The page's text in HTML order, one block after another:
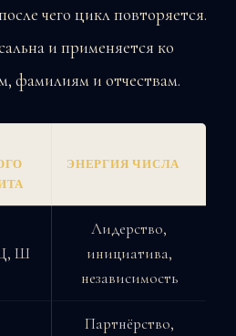
чего цикл повторяется.
и применяется ко
фамилиям и отчествам.
ЭНЕРГИЯ ЧИСЛА
Ш
Лидерство,
инициатива,
независимость
Партнёрство,